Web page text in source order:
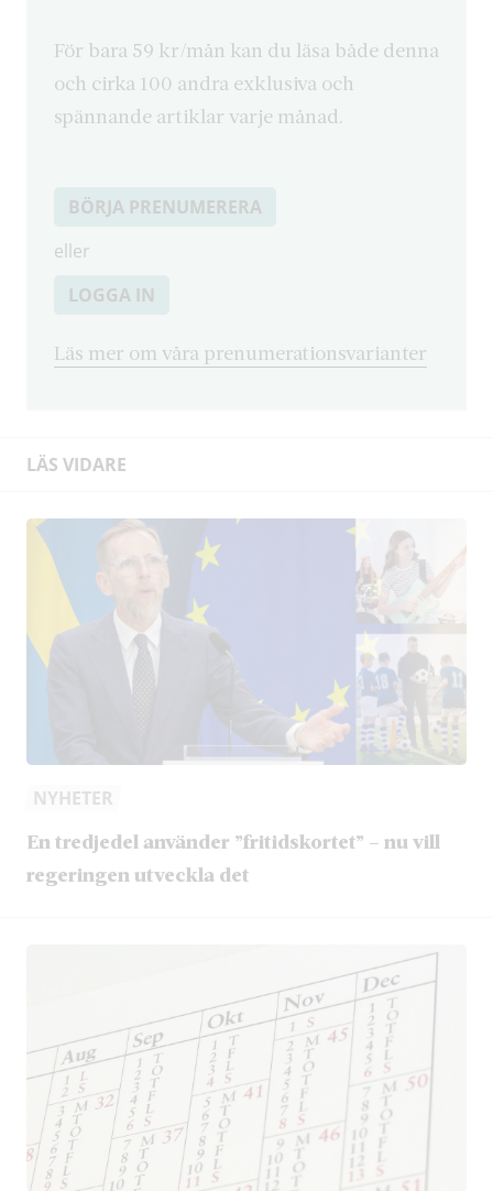
För bara 59 kr/mån kan du läsa både denna
och cirka 100 andra exklusiva och
spännande artiklar varje månad.
BÖRJA PRENUMERERA
eller
LOGGA IN
Läs mer om våra prenumerationsvarianter
LÄS VIDARE
NYHETER
En tredjedel använder ”fritidskortet” – nu vill
regeringen utveckla det